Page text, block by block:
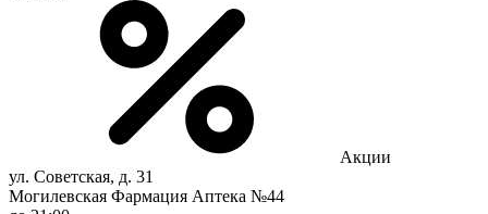
Акции
ул. Советская, д. 31
Могилевская Фармация Аптека №44